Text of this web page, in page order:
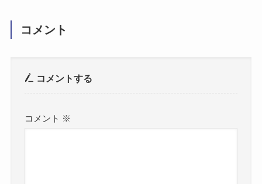
コメント
コメントする
コメント ※